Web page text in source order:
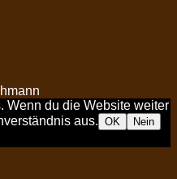
Wenn du die Website weiter
aus. OK
Nein